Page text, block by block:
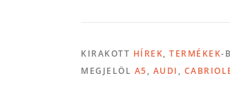
KIRAKOTT HÍREK, TERMÉKEK-
MEGJELÖL A5, AUDI ,